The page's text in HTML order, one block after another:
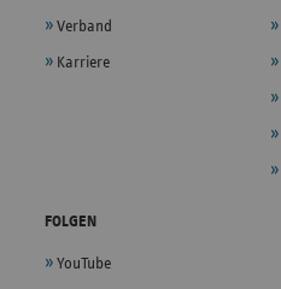
Verband
Karriere
FOLGEN
YouTube